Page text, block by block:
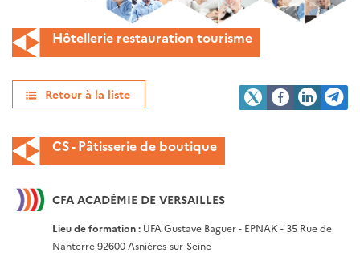
Hôtellerie restauration tourisme
Retour à la liste
CS - Pâtisserie de boutique
CFA ACADÉMIE DE VERSAILLES
Lieu de formation : UFA Gustave Baguer - EPNAK - 35 Rue de
Nanterre 92600 Asnières-sur-Seine